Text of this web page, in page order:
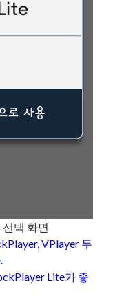
택 화면
VPlayer 두
Lite가 좋